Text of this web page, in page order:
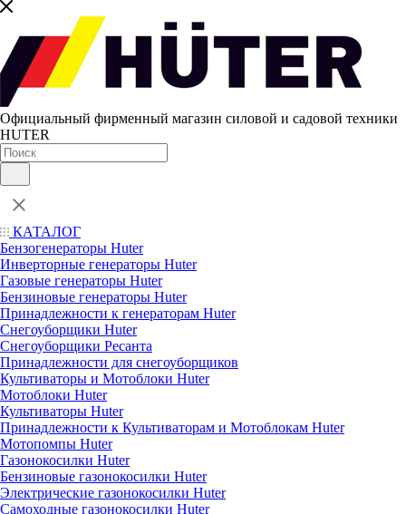
Официальный фирменный магазин силовой и садовой техники
HUTER
КАТАЛОГ
Бензогенераторы Huter
Инверторные генераторы Huter
Газовые генераторы Huter
Бензиновые генераторы Huter
Принадлежности к генераторам Huter
Снегоуборщики Huter
Снегоуборщики Ресанта
Принадлежности для снегоуборщиков
Культиваторы и Мотоблоки Huter
Мотоблоки Huter
Культиваторы Huter
Принадлежности к Культиваторам и Мотоблокам Huter
Мотопомпы Huter
Газонокосилки Huter
Бензиновые газонокосилки Huter
Электрические газонокосилки Huter
Самоходные газонокосилки Huter